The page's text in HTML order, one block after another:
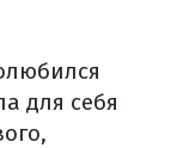
для себя